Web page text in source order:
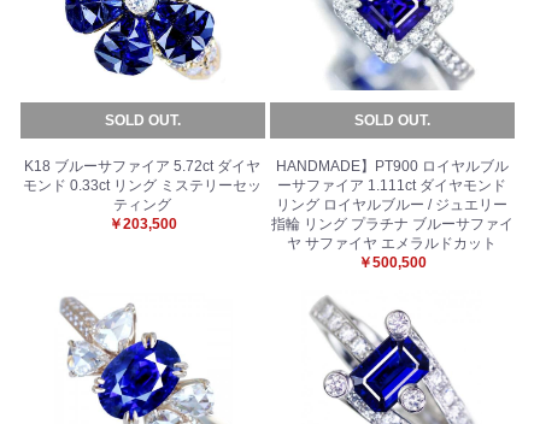
SOLD OUT.
K18 ブルーサファイア 5.72ct ダイヤ
モンド 0.33ct リング ミステリーセッ
ティング
￥203,500
SOLD OUT.
HANDMADE】PT900 ロイヤルブル
ーサファイア 1.111ct ダイヤモンド
リング ロイヤルブルー / ジュエリー
指輪 リング プラチナ ブルーサファイ
ヤ サファイヤ エメラルドカット
￥500,500